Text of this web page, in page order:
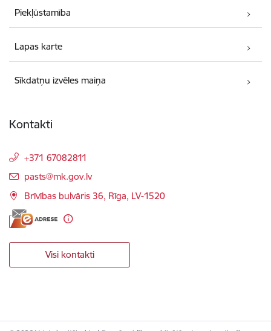
Piekļūstamība
Lapas karte
Sīkdatņu izvēles maiņa
Kontakti
+371 67082811
E-pasts:
pasts@mk.gov.lv
Brīvības bulvāris 36, Rīga, LV-1520
Visi kontakti